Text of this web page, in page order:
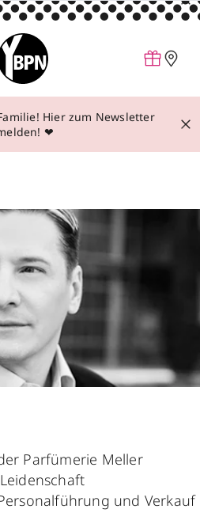
Hier zum Newsletter
❤
Parfümerie Meller
und Verkauf